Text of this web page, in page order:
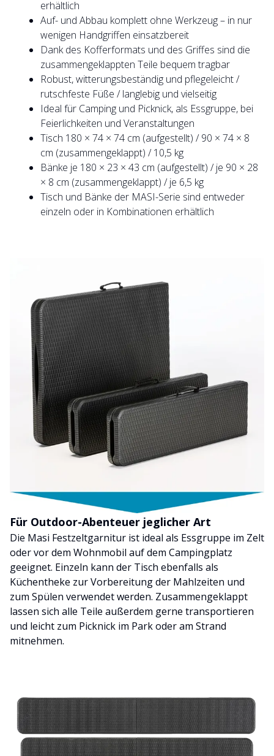
erhältlich
Auf- und Abbau komplett ohne Werkzeug – in nur
wenigen Handgriffen einsatzbereit
Dank des Kofferformats und des Griffes sind die
zusammengeklappten Teile bequem tragbar
Robust, witterungsbeständig und pflegeleicht /
rutschfeste Füße / langlebig und vielseitig
Ideal für Camping und Picknick, als Essgruppe, bei
Feierlichkeiten und Veranstaltungen
Tisch 180 × 74 × 74 cm (aufgestellt) / 90 × 74 × 8
cm (zusammengeklappt) / 10,5 kg
Bänke je 180 × 23 × 43 cm (aufgestellt) / je 90 × 28
× 8 cm (zusammengeklappt) / je 6,5 kg
Tisch und Bänke der MASI-Serie sind entweder
einzeln oder in Kombinationen erhältlich
Für Outdoor-Abenteuer jeglicher Art
Die Masi Festzeltgarnitur ist ideal als Essgruppe im Zelt
oder vor dem Wohnmobil auf dem Campingplatz
geeignet. Einzeln kann der Tisch ebenfalls als
Küchentheke zur Vorbereitung der Mahlzeiten und
zum Spülen verwendet werden. Zusammengeklappt
lassen sich alle Teile außerdem gerne transportieren
und leicht zum Picknick im Park oder am Strand
mitnehmen.